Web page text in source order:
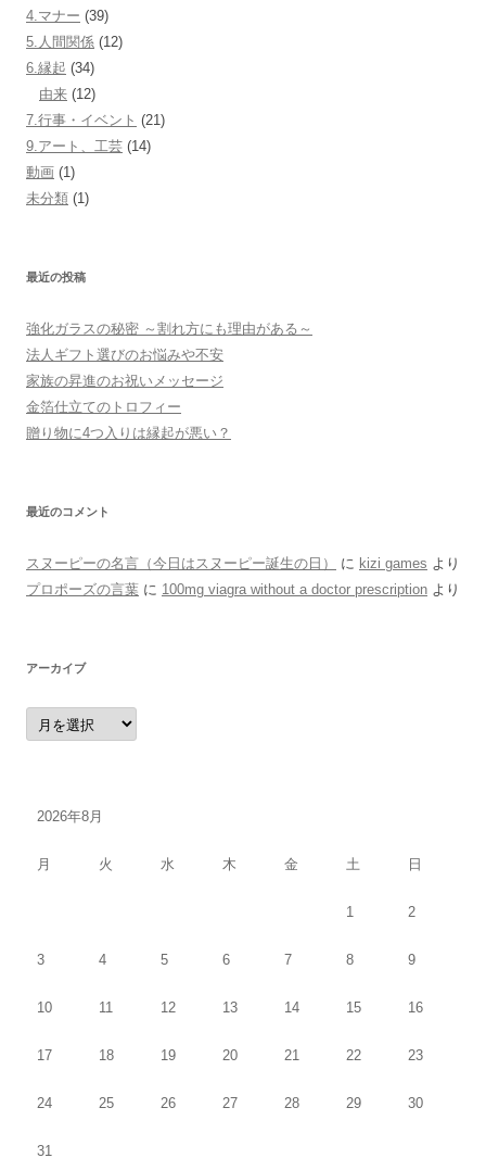
4.マナー (39)
5.人間関係 (12)
6.縁起 (34)
由来 (12)
7.行事・イベント (21)
9.アート、工芸 (14)
動画 (1)
未分類 (1)
最近の投稿
強化ガラスの秘密 ～割れ方にも理由がある～
法人ギフト選びのお悩みや不安
家族の昇進のお祝いメッセージ
金箔仕立てのトロフィー
贈り物に4つ入りは縁起が悪い？
最近のコメント
スヌーピーの名言（今日はスヌーピー誕生の日） に kizi games より
プロポーズの言葉 に 100mg viagra without a doctor prescription より
アーカイブ
ア
ー
カ
2026年8月
月 火 水 木 金 土 日
1 2
3 4 5 6 7 8 9
10 11 12 13 14 15 16
17 18 19 20 21 22 23
24 25 26 27 28 29 30
31